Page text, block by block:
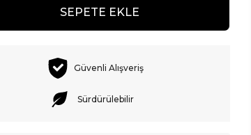
SEPETE EKLE
Güvenli Alışveriş
Sürdürülebilir